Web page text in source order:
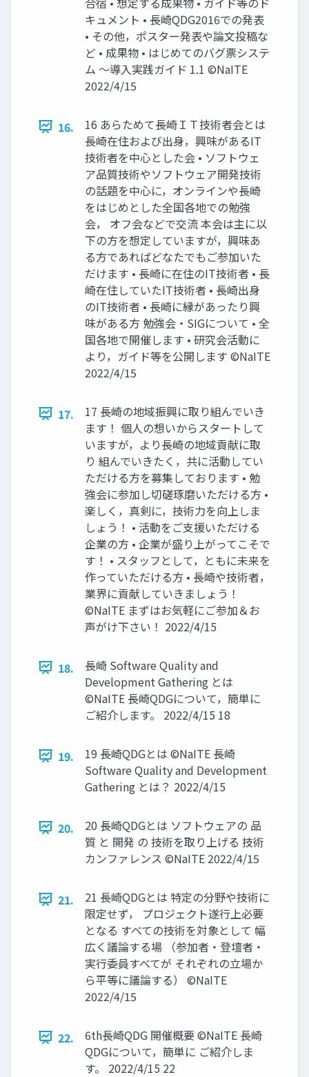
キュメント • 長崎QDG2016での発表
• その他，ポスター発表や論文投稿な
ど • 成果物 • はじめてのバグ票システ
ム ～導入実践ガイド 1.1 ©NaITE
2022/4/15
16.
16 あらためて長崎ＩＴ技術者会とは
長崎在住および出身，興味があるIT
技術者を中心とした会 • ソフトウェ
ア品質技術やソフトウェア開発技術
の話題を中心に，オンラインや長崎
をはじめとした全国各地での勉強
会， オフ会などで交流 本会は主に以
下の方を想定していますが，興味あ
る方であればどなたでもご参加いた
だけます • 長崎に在住のIT技術者 • 長
崎在住していたIT技術者 • 長崎出身
のIT技術者 • 長崎に縁があったり興
味がある方 勉強会・SIGについて • 全
国各地で開催します • 研究会活動に
より，ガイド等を公開します ©NaITE
2022/4/15
17.
17 長崎の地域振興に取り組んでいき
ます！ 個人の想いからスタートして
いますが，より長崎の地域貢献に取
り 組んでいきたく，共に活動してい
ただける方を募集しております • 勉
強会に参加し切磋琢磨いただける方 •
楽しく，真剣に，技術力を向上しま
しょう！ • 活動をご支援いただける
企業の方 • 企業が盛り上がってこそで
す！ • スタッフとして，ともに未来を
作っていただける方 • 長崎や技術者，
業界に貢献していきましょう！
©NaITE まずはお気軽にご参加＆お
声がけ下さい！ 2022/4/15
18.
長崎 Software Quality and
Development Gathering とは
©NaITE 長崎QDGについて，簡単に
ご紹介します。 2022/4/15 18
19.
19 長崎QDGとは ©NaITE 長崎
Software Quality and Development
Gathering とは？ 2022/4/15
20.
20 長崎QDGとは ソフトウェアの 品
質 と 開発 の 技術を取り上げる 技術
カンファレンス ©NaITE 2022/4/15
21.
21 長崎QDGとは 特定の分野や技術に
限定せず， プロジェクト遂行上必要
となる すべての技術を対象として 幅
広く議論する場 （参加者・登壇者・
実行委員すべてが それぞれの立場か
ら平等に議論する） ©NaITE
2022/4/15
22.
6th長崎QDG 開催概要 ©NaITE 長崎
QDGについて，簡単に ご紹介しま
す。 2022/4/15 22